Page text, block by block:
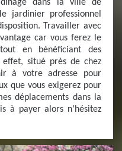
dans la ville de
jardinier professionnel
Travailler avec
car vous ferez le
en bénéficiant des
situé près de chez
à votre adresse pour
que vous exigerez pour
déplacements dans la
à payer alors n’hésitez